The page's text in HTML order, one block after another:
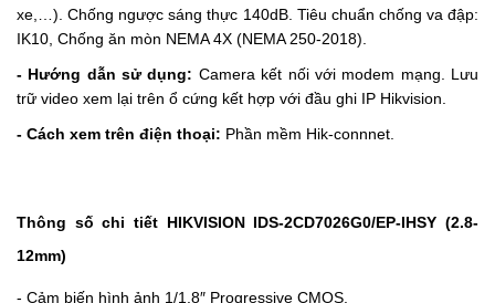
xe,…).Chống ngược sáng thực 140dB. Tiêu chuẩn chống va đập:
IK10, Chống ăn mòn NEMA 4X (NEMA 250-2018).
- Hướng dẫn sử dụng: Camera kết nối với modem mạng. Lưu
trữ video xem lại trên ổ cứng kết hợp với đầu ghi IP Hikvision.
- Cách xem trên điện thoại: Phần mềm Hik-connnet.
Thông số chi tiết HIKVISION IDS-2CD7026G0/EP-IHSY (2.8-
12mm)
- Cảm biến hình ảnh 1/1.8″ Progressive CMOS.